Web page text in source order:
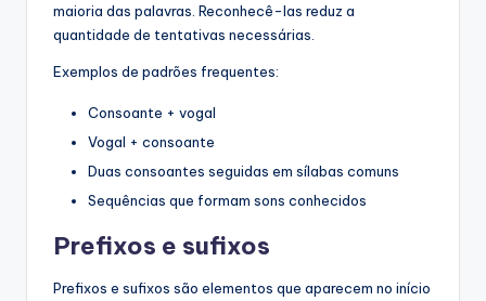
maioria das palavras. Reconhecê-las reduz a
quantidade de tentativas necessárias.
Exemplos de padrões frequentes:
Consoante + vogal
Vogal + consoante
Duas consoantes seguidas em sílabas comuns
Sequências que formam sons conhecidos
Prefixos e sufixos
Prefixos e sufixos são elementos que aparecem no início